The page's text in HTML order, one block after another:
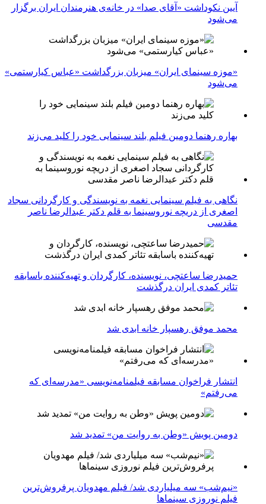
آیین نکوداشت «آقای صدا» در خانه‌ی هنرمندان ایران برگزار
می‌شود
«موزه سینمای ایران» میزبان بزرگداشت «عباس کیارستمی»
می‌شود
بهاره رهنما دومین فیلم بلند سینمایی خود را کلید می‌زند
نگاهی به فیلم سینمایی نغمه به نویسندگی و کارگردانی سجاد
اصغری از دریچه نوروسینما به قلم دکتر عبدالرضا ناصر
مقدسی
حمیدرضا ساعتچی، نویسنده، کارگردان و تهیه‌کننده باسابقه
تئاتر کمدی ایران درگذشت
محمد موفق رهسپار خانه ابدی شد
انتشار فراخوان مسابقه فیلمنامه‌نویسی «مدرسه‌ای که
می‌رفتم»
دومین پویش «وطن به روایت من» تمدید شد
«نیم‌شب» سه میلیاردی شد/ فیلم مهدویان پرفروش‌ترین
فیلم نوروزی سینماها